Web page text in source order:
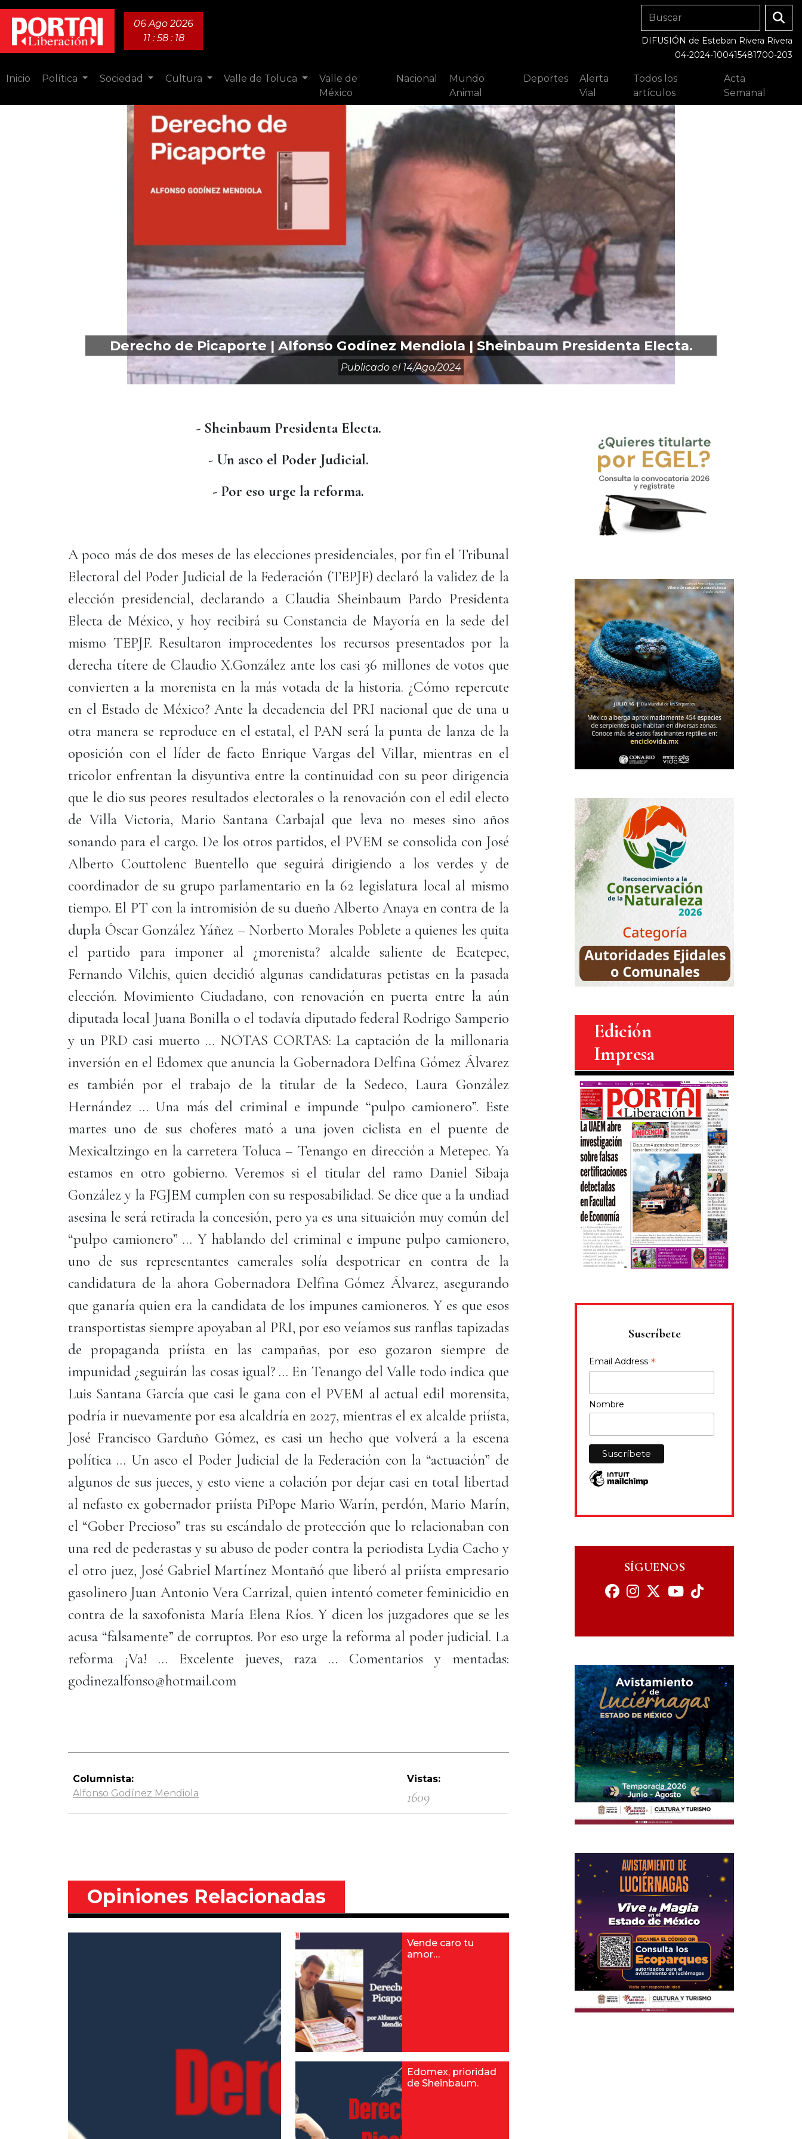
06 Ago 2026
11 : 58 : 19
DIFUSIÓN de Esteban Rivera Rivera
04-2024-100415481700-203
Inicio Política Sociedad Cultura Valle de Toluca
Valle de
México
Nacional
Mundo
Animal
Deportes
Alerta
Vial
Todos los
artículos
Acta
Semanal
Derecho de Picaporte | Alfonso Godínez Mendiola | Sheinbaum Presidenta Electa.
Publicado el 14/ago/2024
- Sheinbaum Presidenta Electa.
- Un asco el Poder Judicial.
- Por eso urge la reforma.
A poco más de dos meses de las elecciones presidenciales, por fin el Tribunal
Electoral del Poder Judicial de la Federación (TEPJF) declaró la validez de la
elección presidencial, declarando a Claudia Sheinbaum Pardo Presidenta
Electa de México, y hoy recibirá su Constancia de Mayoría en la sede del
mismo TEPJF. Resultaron improcedentes los recursos presentados por la
derecha títere de Claudio X.González ante los casi 36 millones de votos que
convierten a la morenista en la más votada de la historia. ¿Cómo repercute
en el Estado de México? Ante la decadencia del PRI nacional que de una u
otra manera se reproduce en el estatal, el PAN será la punta de lanza de la
oposición con el líder de facto Enrique Vargas del Villar, mientras en el
tricolor enfrentan la disyuntiva entre la continuidad con su peor dirigencia
que le dio sus peores resultados electorales o la renovación con el edil electo
de Villa Victoria, Mario Santana Carbajal que leva no meses sino años
sonando para el cargo. De los otros partidos, el PVEM se consolida con José
Alberto Couttolenc Buentello que seguirá dirigiendo a los verdes y de
coordinador de su grupo parlamentario en la 62 legislatura local al mismo
tiempo. El PT con la intromisión de su dueño Alberto Anaya en contra de la
dupla Óscar González Yáñez – Norberto Morales Poblete a quienes les quita
el partido para imponer al ¿morenista? alcalde saliente de Ecatepec,
Fernando Vilchis, quien decidió algunas candidaturas petistas en la pasada
elección. Movimiento Ciudadano, con renovación en puerta entre la aún
diputada local Juana Bonilla o el todavía diputado federal Rodrigo Samperio
y un PRD casi muerto … NOTAS CORTAS: La captación de la millonaria
inversión en el Edomex que anuncia la Gobernadora Delfina Gómez Álvarez
es también por el trabajo de la titular de la Sedeco, Laura González
Hernández … Una más del criminal e impunde “pulpo camionero”. Este
martes uno de sus choferes mató a una joven ciclista en el puente de
Mexicaltzingo en la carretera Toluca – Tenango en dirección a Metepec. Ya
estamos en otro gobierno. Veremos si el titular del ramo Daniel Sibaja
González y la FGJEM cumplen con su resposabilidad. Se dice que a la undiad
asesina le será retirada la concesión, pero ya es una situaición muy común del
“pulpo camionero” … Y hablando del criminal e impune pulpo camionero,
uno de sus representantes camerales solía despotricar en contra de la
candidatura de la ahora Gobernadora Delfina Gómez Álvarez, asegurando
que ganaría quien era la candidata de los impunes camioneros. Y es que esos
transportistas siempre apoyaban al PRI, por eso veíamos sus ranflas tapizadas
de propaganda priísta en las campañas, por eso gozaron siempre de
impunidad ¿seguirán las cosas igual? … En Tenango del Valle todo indica que
Luis Santana García que casi le gana con el PVEM al actual edil morensita,
podría ir nuevamente por esa alcaldría en 2027, mientras el ex alcalde priísta,
José Francisco Garduño Gómez, es casi un hecho que volverá a la escena
política … Un asco el Poder Judicial de la Federación con la “actuación” de
algunos de sus jueces, y esto viene a colación por dejar casi en total libertad
al nefasto ex gobernador priísta PiPope Mario Warín, perdón, Mario Marín,
el “Gober Precioso” tras su escándalo de protección que lo relacionaban con
una red de pederastas y su abuso de poder contra la periodista Lydia Cacho y
el otro juez, José Gabriel Martínez Montañó que liberó al priísta empresario
gasolinero Juan Antonio Vera Carrizal, quien intentó cometer feminicidio en
contra de la saxofonista María Elena Ríos. Y dicen los juzgadores que se les
acusa “falsamente” de corruptos. Por eso urge la reforma al poder judicial. La
reforma ¡Va! … Excelente jueves, raza … Comentarios y mentadas:
godinezalfonso@hotmail.com
Columnista:
Alfonso Godínez Mendiola
Vistas:
1609
Opiniones Relacionadas
Vende caro tu
amor…
Edomex, prioridad
de Sheinbaum.
Edición
Impresa
Suscríbete
Email Address *
Nombre
SÍGUENOS